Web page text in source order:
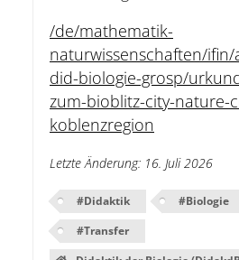
/de/mathematik-
naturwissenschaften/ifin/
did-biologie-grosp/
zum-bioblitz-city-nature-
koblenzregion
Letzte Änderung: 16. Juli 2026
#Didaktik #Biologie
#Transfer